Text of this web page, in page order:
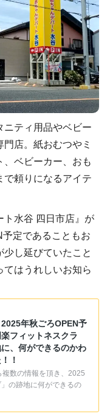
ニティ用品やベビー
店。紙おむつやミ
、ベビーカー、おも
で頼りになるアイテ
ト水谷 四日市店』が
定であることもお
し延びていたこと
てはうれしいお知ら
2025年秋ごろOPEN予
フィットネスクラ
、何ができるのかわ
！
複数の情報を頂き、2025
の跡地に何ができるの